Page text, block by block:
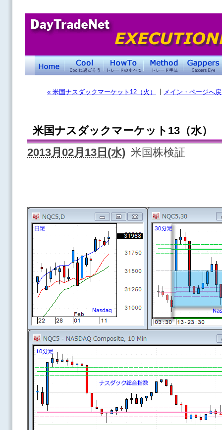
« 米国ナスダックマーケット12（火） メイン・ページへ
米国ナスダックマーケット13（水）
2013月02月13日(水) 米国株検証